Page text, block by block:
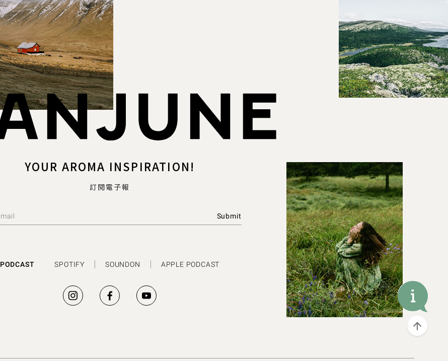
YOUR AROMA INSPIRATION!
訂閱電子報
PODCAST SPOTIFY SOUNDON APPLE PODCAST